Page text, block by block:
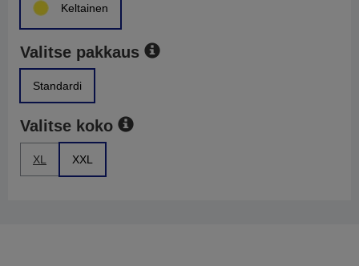
Keltainen
Valitse pakkaus
Standardi
Valitse koko
XL XXL